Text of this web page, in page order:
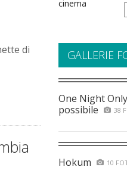
di
GALLERIE
One Night
possibile
38
Hokum 10